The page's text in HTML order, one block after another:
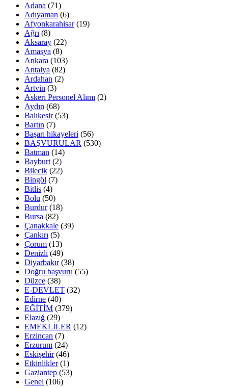
Adana (71)
Adıyaman (6)
Afyonkarahisar(19)
Ağrı (8)
Aksaray (22)
Amasya (8)
Ankara (103)
Antalya (82)
Ardahan (2)
Artvin (3)
Askeri Personel Alımı (2)
Aydın (68)
Balıkesir(53)
Bartın (7)
Başarı hikayeleri (56)
BAŞVURULAR (530)
Batman (14)
Bayburt (2)
Bilecik (22)
Bingöl (7)
Bitlis (4)
Bolu (50)
Burdur(18)
Bursa (82)
Çanakkale (39)
Çankırı (5)
Çorum (13)
Denizli (49)
Diyarbakır(38)
Doğru başvuru (55)
Düzce (38)
E-DEVLET (32)
Edirne (40)
EĞİTİM (379)
Elazığ (29)
EMEKLİLER (12)
Erzincan (7)
Erzurum (24)
Eskişehir(46)
Etkinlikler(1)
Gaziantep (53)
Genel (106)